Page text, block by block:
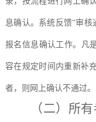
息确认。系统反馈“审核
报名信息确认工作。凡
容在规定时间内重新补
者，则网上确认不通过。
（二） 所